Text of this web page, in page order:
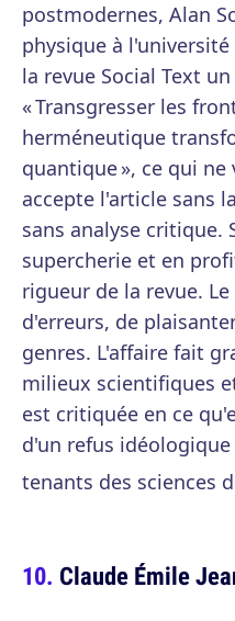
postmodernes, Alan
physique à
la revue Social Text
« Transgresser les
herméneutique
quantique », ce qui
accepte l'article sans
sans analyse critique.
supercherie et en
rigueur de la revue.
d'erreurs, de
genres. L'affaire fait
milieux scientifiques
est critiquée en ce
d'un refus
tenants des sciences
Claude Émile